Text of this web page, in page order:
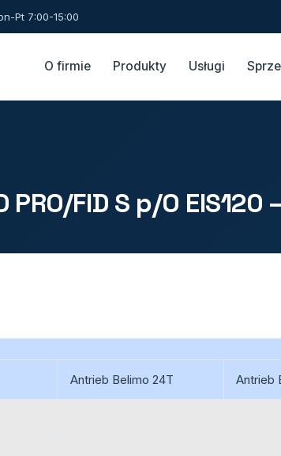
Pt 7:00-15:00
O firmie Produkty Usługi
FID S p/O EIS120
Antrieb Belimo 24T Antrieb